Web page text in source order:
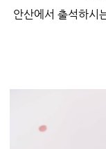
안산에서 출석하시